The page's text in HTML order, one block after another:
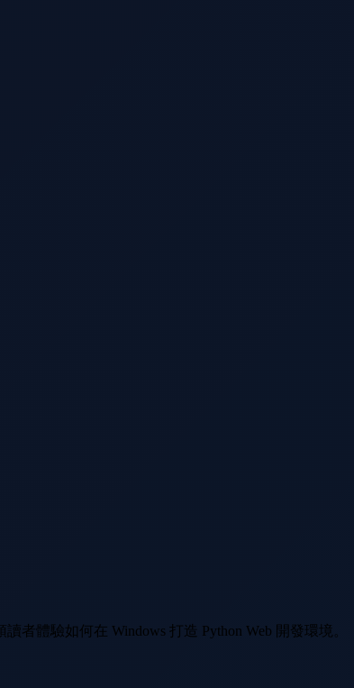
體驗如何在 Windows 打造 Python Web 開發環境。